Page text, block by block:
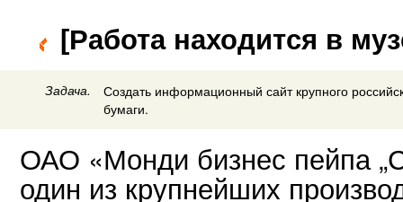
[Работа находится в
Задача.
Создать информационный сайт крупного
бумаги.
ОАО «Монди бизнес пейпа
один из крупнейших